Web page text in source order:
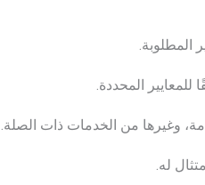
المطلوبة.
المحددة.
وغيرها من الخدمات ذات الصلة.
له.